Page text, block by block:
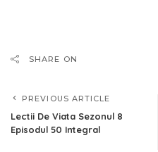
SHARE ON
PREVIOUS ARTICLE
Lectii De Viata Sezonul 8
Episodul 50 Integral